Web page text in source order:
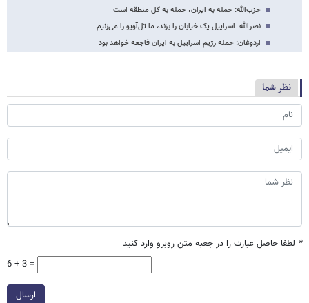
حزب‌الله: حمله به ایران، حمله به کل منطقه است
نصرالله: اسراییل یک خیابان را بزند، ما تل‌آویو را می‌زنیم
اردوغان: حمله رژیم اسراییل به ایران فاجعه خواهد بود
نظر شما
* لطفا حاصل عبارت را در جعبه متن روبرو وارد کنید
6 + 3 =
ارسال